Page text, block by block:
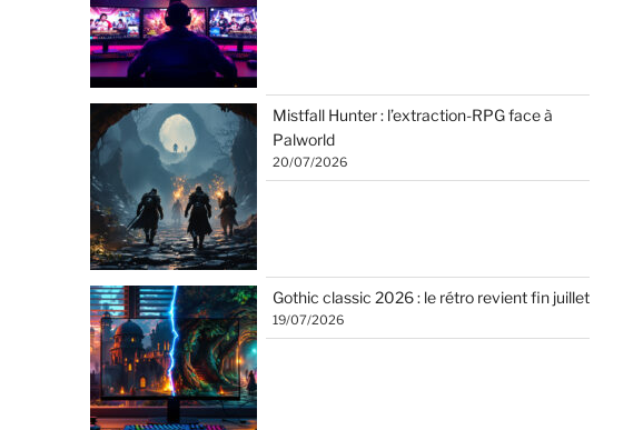
Mistfall Hunter : l’extraction-RPG face à
Palworld
20/07/2026
Gothic classic 2026 : le rétro revient fin juillet
19/07/2026